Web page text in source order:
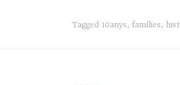
Tagged 10anys, famílies,